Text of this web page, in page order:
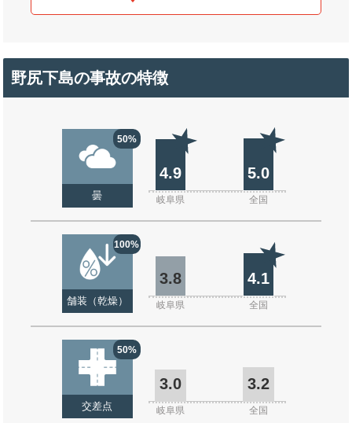
野尻下島の事故の特徴
50%
曇
4.9 5.0
岐阜県 全国
100%
舗装（乾燥）
3.8 4.1
岐阜県 全国
50%
交差点
3.0 3.2
岐阜県 全国